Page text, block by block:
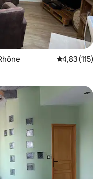
Évaluation
4,83 (115)